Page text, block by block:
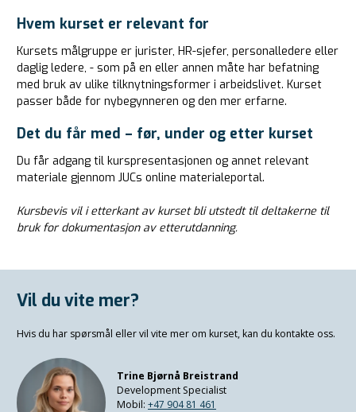
Hvem kurset er relevant for
Kursets målgruppe er jurister, HR-sjefer, personalledere eller
daglig ledere, - som på en eller annen måte har befatning
med bruk av ulike tilknytningsformer i arbeidslivet. Kurset
passer både for nybegynneren og den mer erfarne.
Det du får med – før, under og etter kurset
Du får adgang til kurspresentasjonen og annet relevant
materiale gjennom JUCs online materialeportal.
Kursbevis vil i etterkant av kurset bli utstedt til deltakerne til
bruk for dokumentasjon av etterutdanning.
Vil du vite mer?
Hvis du har spørsmål eller vil vite mer om kurset, kan du kontakte oss.
Trine Bjørnå Breistrand
Development Specialist
Mobil: +47 904 81 461